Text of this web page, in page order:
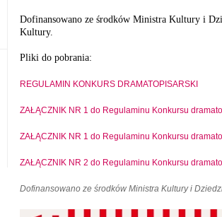
Dofinansowano ze środków Ministra Kultury i
Kultury.
Pliki do pobrania:
REGULAMIN KONKURS DRAMATOPISARSKI
ZAŁĄCZNIK NR 1 do Regulaminu Konkursu
ZAŁĄCZNIK NR 1 do Regulaminu Konkursu
ZAŁĄCZNIK NR 2 do Regulaminu Konkursu
Dofinansowano ze środków Ministra Kultury i